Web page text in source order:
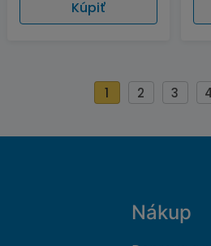
Kúpiť
1 2 3
Nákup